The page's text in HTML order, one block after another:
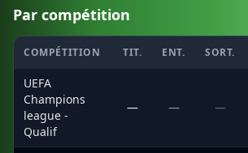
Par compétition
COMPÉTITION TIT. ENT. SORT.
UEFA
Champions
league -
Qualif
— — —